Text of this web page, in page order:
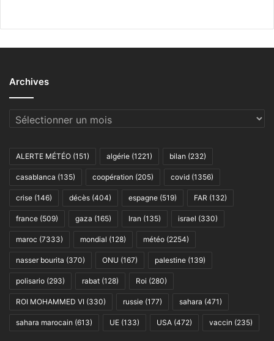
Archives
Archives
ALERTE MÉTÉO (151) algérie (1221) bilan (232)
casablanca (135) coopération (205) covid (1356)
crise (146) décès (404) espagne (519) FAR (132)
france (509) gaza (165) Iran (135) israel (330)
maroc (7333) mondial (128) météo (2254)
nasser bourita (370) ONU (167) palestine (139)
polisario (293) rabat (128) Roi (280)
ROI MOHAMMED VI (330) russie (177) sahara (471)
sahara marocain (613) UE (133) USA (472) vaccin (235)